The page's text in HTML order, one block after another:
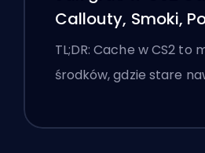
Callouty, Smoki,
Wskazówki
TL;DR: Cache w CS2 to
środków, gdzie stare